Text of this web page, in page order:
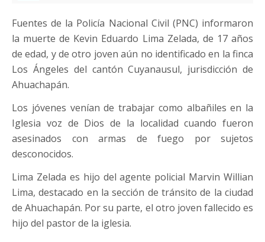
Fuentes de la Policía Nacional Civil (PNC) informaron
la muerte de Kevin Eduardo Lima Zelada, de 17 años
de edad, y de otro joven aún no identificado en la finca
Los Ángeles del cantón Cuyanausul, jurisdicción de
Ahuachapán.
Los jóvenes venían de trabajar como albañiles en la
Iglesia voz de Dios de la localidad cuando fueron
asesinados con armas de fuego por sujetos
desconocidos.
Lima Zelada es hijo del agente policial Marvin Willian
Lima, destacado en la sección de tránsito de la ciudad
de Ahuachapán. Por su parte, el otro joven fallecido es
hijo del pastor de la iglesia.